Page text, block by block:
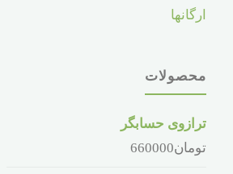
ارگانها
محصولات
ترازوی حسابگر
تومان660000